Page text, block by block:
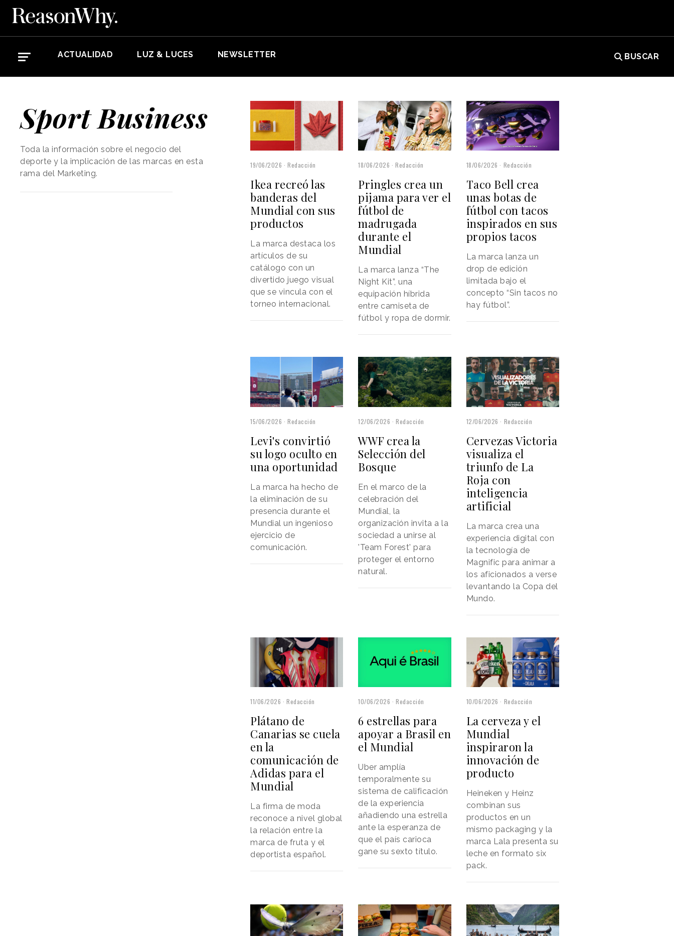
ACTUALIDAD LUZ & LUCES NEWSLETTER BUSCAR
Sport Business
Toda la información sobre el negocio del
deporte y la implicación de las marcas en esta
rama del Marketing.
19/06/2026 Redacción
Ikea recreó las
banderas del
Mundial con sus
productos
La marca destaca los
artículos de su
catálogo con un
divertido juego visual
que se vincula con el
torneo internacional.
18/06/2026 Redacción
Pringles crea un
pijama para ver el
fútbol de
madrugada
durante el
Mundial
La marca lanza “The
Night Kit”, una
equipación híbrida
entre camiseta de
fútbol y ropa de dormir.
18/06/2026 Redacción
Taco Bell crea
unas botas de
fútbol con tacos
inspirados en sus
propios tacos
La marca lanza un
drop de edición
limitada bajo el
concepto “Sin tacos no
hay fútbol”.
15/06/2026 Redacción
Levi's convirtió
su logo oculto en
una oportunidad
La marca ha hecho de
la eliminación de su
presencia durante el
Mundial un ingenioso
ejercicio de
comunicación.
12/06/2026 Redacción
WWF crea la
Selección del
Bosque
En el marco de la
celebración del
Mundial, la
organización invita a la
sociedad a unirse al
'Team Forest' para
proteger el entorno
natural.
12/06/2026 Redacción
Cervezas Victoria
visualiza el
triunfo de La
Roja con
inteligencia
artificial
La marca crea una
experiencia digital con
la tecnología de
Magnific para animar a
los aficionados a verse
levantando la Copa del
Mundo.
11/06/2026 Redacción
Plátano de
Canarias se cuela
en la
comunicación de
Adidas para el
Mundial
La firma de moda
reconoce a nivel global
la relación entre la
marca de fruta y el
deportista español.
10/06/2026 Redacción
6 estrellas para
apoyar a Brasil en
el Mundial
Uber amplía
temporalmente su
sistema de calificación
de la experiencia
añadiendo una estrella
ante la esperanza de
que el país carioca
gane su sexto título.
10/06/2026 Redacción
La cerveza y el
Mundial
inspiraron la
innovación de
producto
Heineken y Heinz
combinan sus
productos en un
mismo packaging y la
marca Lala presenta su
leche en formato six
pack.